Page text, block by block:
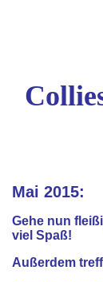
Mai 2015:
Gehe nun
viel Spaß!
Außerdem